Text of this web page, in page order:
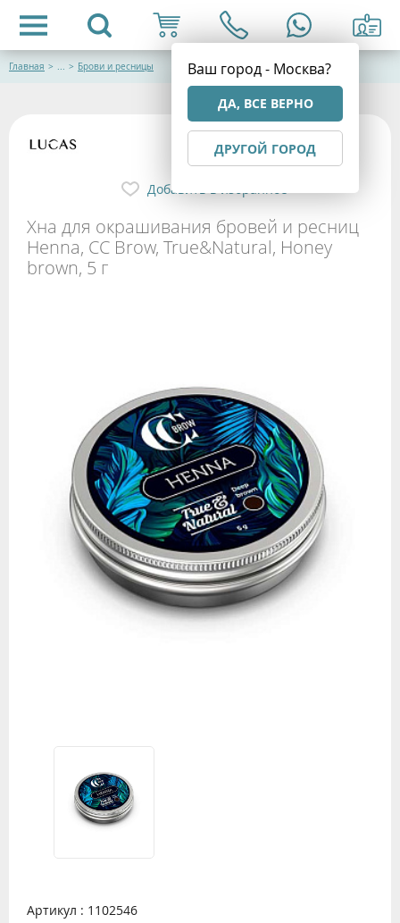
Ваш город - Москва?
ДА, ВСЕ ВЕРНО
ДРУГОЙ ГОРОД
Главная > ... > Брови и ресницы
Хна для окрашивания бровей и ресниц
Henna, CC Brow, True&Natural, Honey
brown, 5 г
Добавить в избранное
Артикул : 1102546